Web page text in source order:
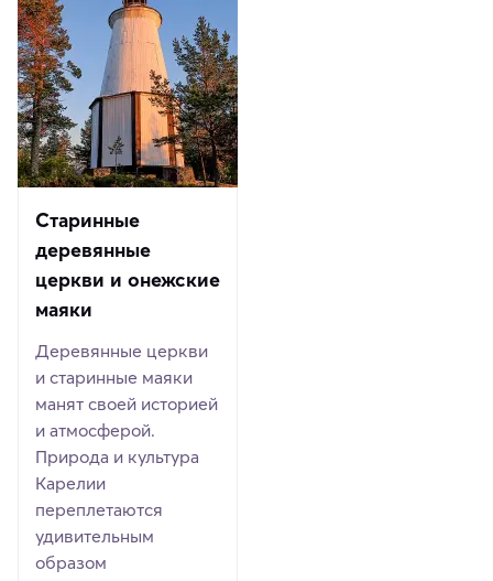
Старинные
деревянные
церкви и онежские
маяки
Деревянные церкви
и старинные маяки
манят своей историей
и атмосферой.
Природа и культура
Карелии
переплетаются
удивительным
образом